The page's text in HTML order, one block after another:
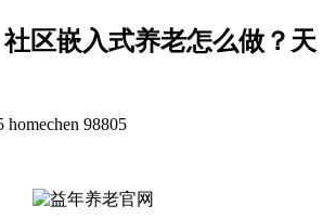
区嵌入式养老怎么做？天
homechen 98805